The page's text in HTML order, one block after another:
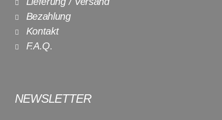
Bezahlung
Kontakt
F.A.Q.
NEWSLETTER